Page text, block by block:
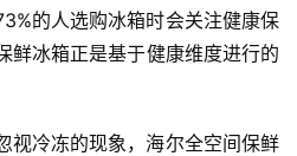
的人选购冰箱时会关注健康保
鲜冰箱正是基于健康维度进行的
视冷冻的现象，海尔全空间保鲜